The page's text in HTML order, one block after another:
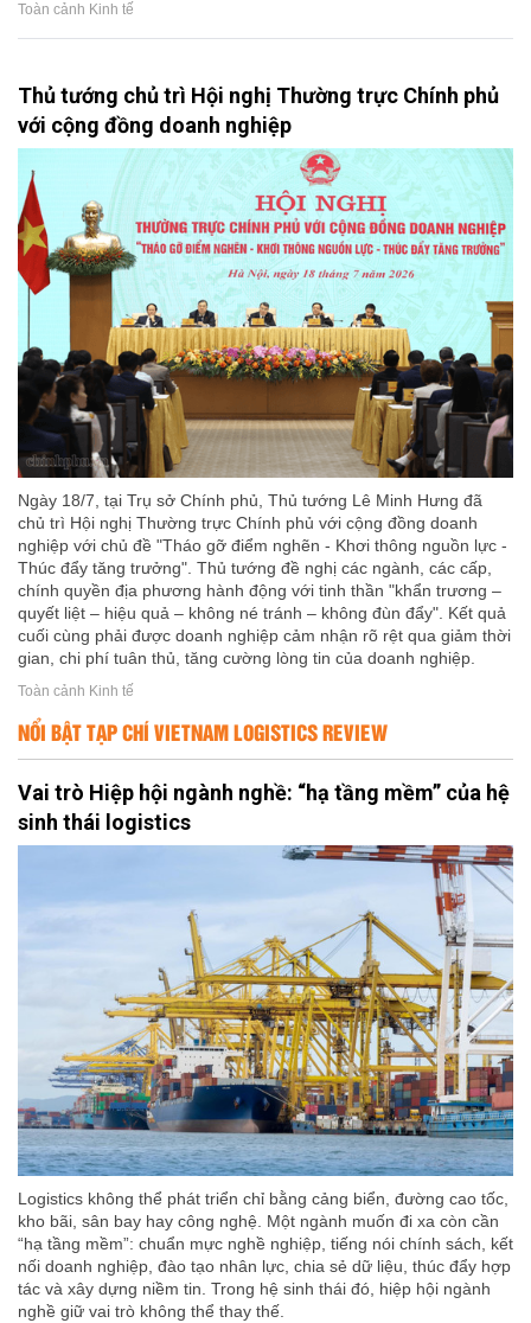
Toàn cảnh Kinh tế
Thủ tướng chủ trì Hội nghị Thường trực Chính phủ
với cộng đồng doanh nghiệp
Ngày 18/7, tại Trụ sở Chính phủ, Thủ tướng Lê Minh Hưng đã
chủ trì Hội nghị Thường trực Chính phủ với cộng đồng doanh
nghiệp với chủ đề "Tháo gỡ điểm nghẽn - Khơi thông nguồn lực -
Thúc đẩy tăng trưởng". Thủ tướng đề nghị các ngành, các cấp,
chính quyền địa phương hành động với tinh thần "khẩn trương –
quyết liệt – hiệu quả – không né tránh – không đùn đẩy". Kết quả
cuối cùng phải được doanh nghiệp cảm nhận rõ rệt qua giảm thời
gian, chi phí tuân thủ, tăng cường lòng tin của doanh nghiệp.
Toàn cảnh Kinh tế
NỔI BẬT TẠP CHÍ VIETNAM LOGISTICS REVIEW
Vai trò Hiệp hội ngành nghề: “hạ tầng mềm” của hệ
sinh thái logistics
Logistics không thể phát triển chỉ bằng cảng biển, đường cao tốc,
kho bãi, sân bay hay công nghệ. Một ngành muốn đi xa còn cần
“hạ tầng mềm”: chuẩn mực nghề nghiệp, tiếng nói chính sách, kết
nối doanh nghiệp, đào tạo nhân lực, chia sẻ dữ liệu, thúc đẩy hợp
tác và xây dựng niềm tin. Trong hệ sinh thái đó, hiệp hội ngành
nghề giữ vai trò không thể thay thế.